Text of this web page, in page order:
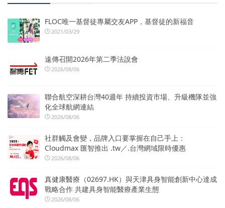
FLOC唯一基督徒專屬交友APP，基督徒的新福音
2021/03/29
遠傳召開2026年第二季法說會
2026/08/06
聯合航空深耕台灣40週年 持續投資市場、升級機隊並強
化全球航網連結
2026/08/06
社群觸及會變，品牌入口要掌握在自己手上：
Cloudmax 匯智推出 .tw／.台灣網域限時優惠
2026/08/06
真健康醫療（02697.HK）與天津具身智能創新中心達成
戰略合作 共建具身智能醫療產業生態
2026/08/06